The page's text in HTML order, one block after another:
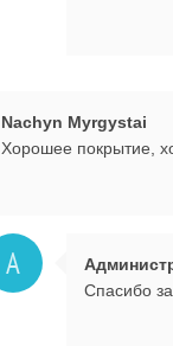
Nachyn Myrgystai
Хорошее покрытие,
А
Спасибо